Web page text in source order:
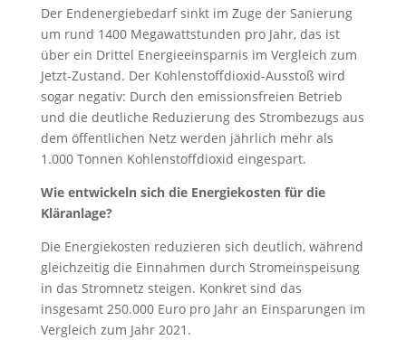
Der Endenergiebedarf sinkt im Zuge der Sanierung
um rund 1400 Megawattstunden pro Jahr, das ist
über ein Drittel Energieeinsparnis im Vergleich zum
Jetzt-Zustand. Der Kohlenstoffdioxid-Ausstoß wird
sogar negativ: Durch den emissionsfreien Betrieb
und die deutliche Reduzierung des Strombezugs aus
dem öffentlichen Netz werden jährlich mehr als
1.000 Tonnen Kohlenstoffdioxid eingespart.
Wie entwickeln sich die Energiekosten für die
Kläranlage?
Die Energiekosten reduzieren sich deutlich, während
gleichzeitig die Einnahmen durch Stromeinspeisung
in das Stromnetz steigen. Konkret sind das
insgesamt 250.000 Euro pro Jahr an Einsparungen im
Vergleich zum Jahr 2021.